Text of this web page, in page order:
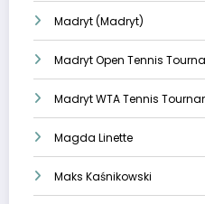
Madryt (Madryt)
Madryt Open Tennis
Madryt WTA Tennis
Magda Linette
Maks Kaśnikowski